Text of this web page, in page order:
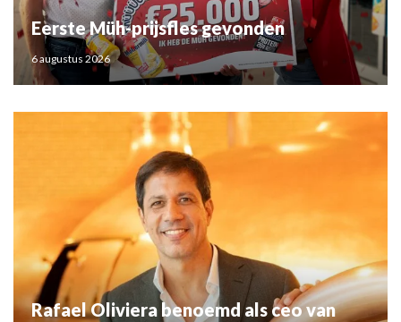
Eerste Müh-prijsfles gevonden
6 augustus 2026
Rafael Oliviera benoemd als ceo van